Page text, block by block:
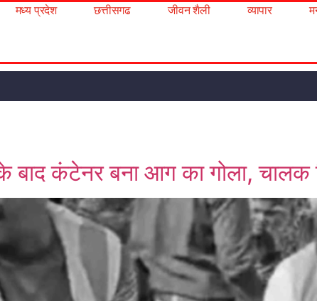
मध्य प्रदेश छत्तीसगढ जीवन शैली व्यापार
बाद कंटेनर बना आग का गोला, चालक